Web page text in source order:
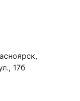
17б